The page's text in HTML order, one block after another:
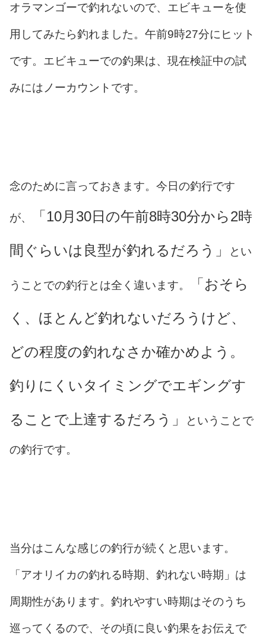
オラマンゴーで釣れないので、エビキューを使
用してみたら釣れました。午前9時27分にヒット
です。エビキューでの釣果は、現在検証中の試
みにはノーカウントです。
念のために言っておきます。今日の釣行です
が、 「10月30日の午前8時30分から2時
間ぐらいは良型が釣れるだろう」 とい
うことでの釣行とは全く違います。 「おそら
く、ほとんど釣れないだろうけど、
どの程度の釣れなさか確かめよう。
釣りにくいタイミングでエギングす
ることで上達するだろう」 ということで
の釣行です。
当分はこんな感じの釣行が続くと思います。
「アオリイカの釣れる時期、釣れない時期」は
周期性があります。釣れやすい時期はそのうち
巡ってくるので、その頃に良い釣果をお伝えで